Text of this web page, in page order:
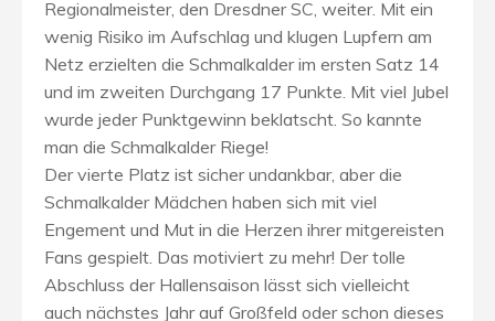
Regionalmeister, den Dresdner SC, weiter. Mit ein
wenig Risiko im Aufschlag und klugen Lupfern am
Netz erzielten die Schmalkalder im ersten Satz 14
und im zweiten Durchgang 17 Punkte. Mit viel Jubel
wurde jeder Punktgewinn beklatscht. So kannte
man die Schmalkalder Riege!
Der vierte Platz ist sicher undankbar, aber die
Schmalkalder Mädchen haben sich mit viel
Engement und Mut in die Herzen ihrer mitgereisten
Fans gespielt. Das motiviert zu mehr! Der tolle
Abschluss der Hallensaison lässt sich vielleicht
auch nächstes Jahr auf Großfeld oder schon dieses